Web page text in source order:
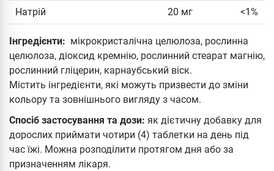
Натрій 20 мг <1%
Інгредієнти: мікрокристалічна целюлоза, рослинна
целюлоза, діоксид кремнію, рослинний стеарат магнію,
рослинний гліцерин, карнаубський віск.
Містить інгредієнти, які можуть призвести до зміни
кольору та зовнішнього вигляду з часом.
Спосіб застосування та дози: як дієтичну добавку для
дорослих приймати чотири (4) таблетки на день під
час їжі. Можна розподілити протягом дня або за
призначенням лікаря.